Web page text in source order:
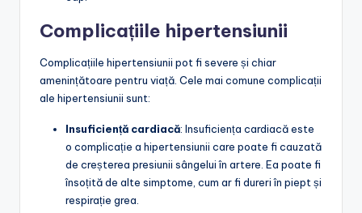
Complicațiile hipertensiunii
Complicațiile hipertensiunii pot fi severe și chiar
amenințătoare pentru viață. Cele mai comune complicații
ale hipertensiunii sunt:
Insuficiență cardiacă: Insuficiența cardiacă este
o complicație a hipertensiunii care poate fi cauzată
de creșterea presiunii sângelui în artere. Ea poate fi
însoțită de alte simptome, cum ar fi dureri în piept și
respirație grea.